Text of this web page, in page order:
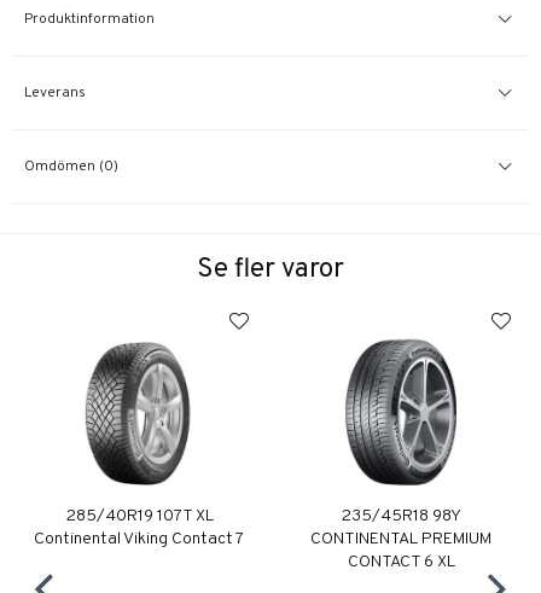
Produktinformation
Leverans
Omdömen (0)
Se fler varor
285/40R19 107T XL
Continental Viking Contact 7
235/45R18 98Y
CONTINENTAL PREMIUM
CONTACT 6 XL